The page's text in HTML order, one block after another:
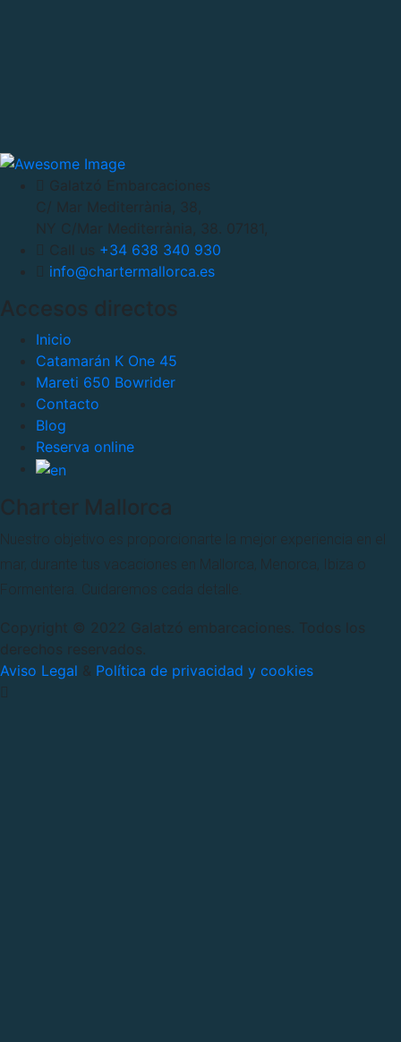
Galatzó Embarcaciones
C/ Mar Mediterrània, 38,
NY C/Mar Mediterrània, 38. 07181,
Call us +34 638 340 930
info@chartermallorca.es
Accesos directos
Inicio
Catamarán K One 45
Mareti 650 Bowrider
Contacto
Blog
Reserva online
Charter Mallorca
Nuestro objetivo es proporcionarte la mejor experiencia en el
mar, durante tus vacaciones en Mallorca, Menorca, Ibiza o
Formentera. Cuidaremos cada detalle.
Copyright © 2022 Galatzó embarcaciones. Todos los
derechos reservados.
Aviso Legal & Política de privacidad y cookies